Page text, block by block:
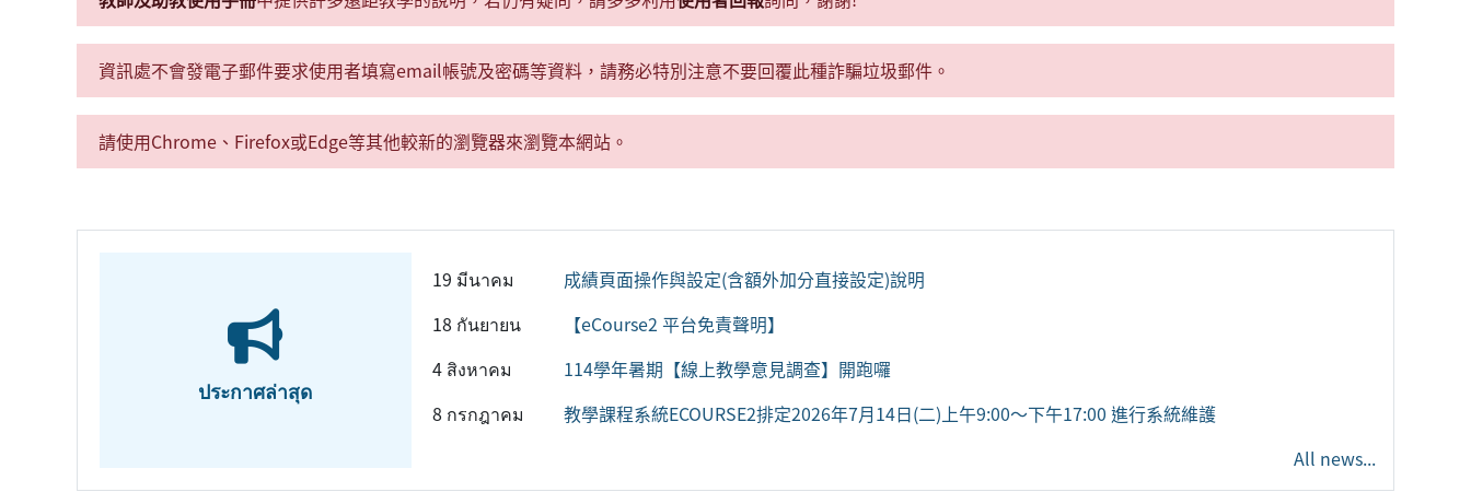
資訊處不會發電子郵件要求使用者填寫email帳號及密碼等資料，請務必特別注意不要回覆此種詐騙垃圾郵件。
請使用Chrome、Firefox或Edge等其他較新的瀏覽器來瀏覽本網站。
ประกาศล่าสุด
19 มีนาคม
成績頁面操作與設定(含額外加分直接設定)說明
18 กันยายน
【eCourse2 平台免責聲明】
4 สิงหาคม
114學年暑期【線上教學意見調查】開跑囉
8 กรกฎาคม
教學課程系統ECOURSE2排定2026年7月14日(二)上午9:00～下午17:00 進行系統維護
All news...